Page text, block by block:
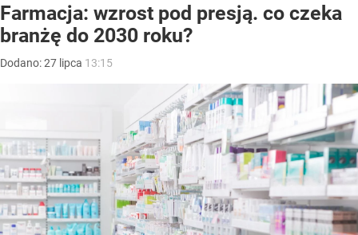
Farmacja: wzrost pod presją. co czeka
branżę do 2030 roku?
Dodano:27 lipca 13:15